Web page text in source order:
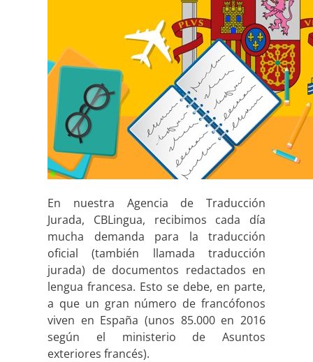
En nuestra Agencia de Traducción
Jurada, CBLingua, recibimos cada día
mucha demanda para la traducción
oficial (también llamada traducción
jurada) de documentos redactados en
lengua francesa. Esto se debe, en parte,
a que un gran número de francófonos
viven en España (unos 85.000 en 2016
según el ministerio de Asuntos
exteriores francés).